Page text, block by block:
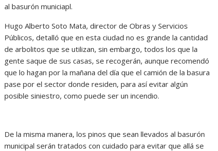
al basurón municiapl.
Hugo Alberto Soto Mata, director de Obras y Servicios
Públicos, detalló que en esta ciudad no es grande la cantidad
de arbolitos que se utilizan, sin embargo, todos los que la
gente saque de sus casas, se recogerán, aunque recomendó
que lo hagan por la mañana del día que el camión de la basura
pase por el sector donde residen, para así evitar algún
posible siniestro, como puede ser un incendio.
De la misma manera, los pinos que sean llevados al basurón
municipal serán tratados con cuidado para evitar que allá se